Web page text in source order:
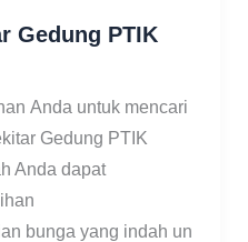
Gedung PTIK
Anda untuk mencari
Gedung PTIK
Anda dapat
bunga yang indah un